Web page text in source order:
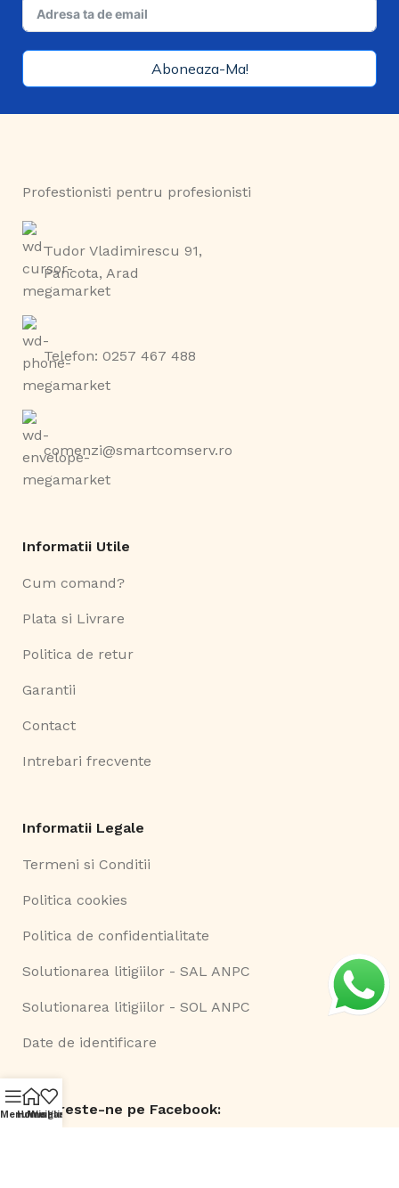
Aboneaza-Ma!
Profestionisti pentru profesionisti
Tudor Vladimirescu 91,
Pancota, Arad
Telefon: 0257 467 488
comenzi@smartcomserv.ro
Informatii Utile
Cum comand?
Plata si Livrare
Politica de retur
Garantii
Contact
Intrebari frecvente
Informatii Legale
Termeni si Conditii
Politica cookies
Politica de confidentialitate
Solutionarea litigiilor - SAL ANPC
Solutionarea litigiilor - SOL ANPC
Date de identificare
Urmareste-ne pe Facebook:
MenuHome
Wishlist
Navigare Waze